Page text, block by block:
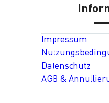
Impressum
Datenschutz
AGB &